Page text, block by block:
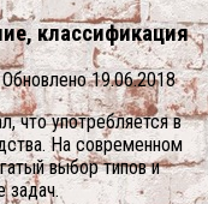
классификация
Обновлено19.06.2018
что употребляется в
На современном
выбор типов и
задач.